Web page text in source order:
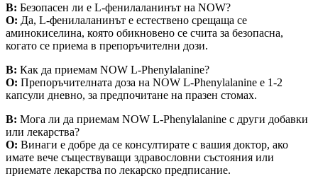
В: Безопасен ли е L-фенилаланинът на NOW?
О: Да, L-фенилаланинът е естествено срещаща се
аминокиселина, която обикновено се счита за безопасна,
когато се приема в препоръчителни дози.
В: Как да приемам NOW L-Phenylalanine?
О: Препоръчителната доза на NOW L-Phenylalanine е 1-2
капсули дневно, за предпочитане на празен стомах.
В: Мога ли да приемам NOW L-Phenylalanine с други добавки
или лекарства?
О: Винаги е добре да се консултирате с вашия доктор, ако
имате вече съществуващи здравословни състояния или
приемате лекарства по лекарско предписание.